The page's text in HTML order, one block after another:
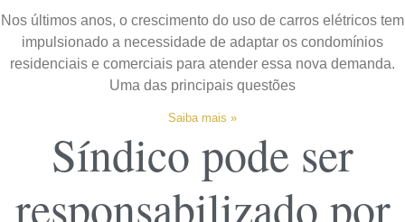
Nos últimos anos, o crescimento do uso de carros elétricos tem
impulsionado a necessidade de adaptar os condomínios
residenciais e comerciais para atender essa nova demanda.
Uma das principais questões
Saiba mais »
Síndico pode ser
responsabilizado por